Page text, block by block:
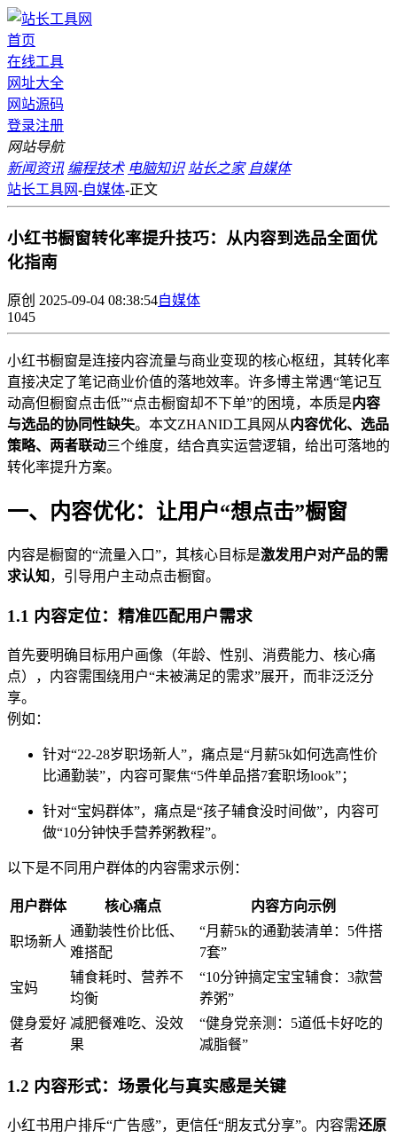
首页
在线工具
网址大全
网站源码
登录注册
网站导航
新闻资讯 编程技术 电脑知识 站长之家 自媒体
站长工具网-自媒体-正文
小红书橱窗转化率提升技巧：从内容到选品全面优
化指南
原创 2025-09-04 08:38:54自媒体
1045
小红书橱窗是连接内容流量与商业变现的核心枢纽，其转化率
直接决定了笔记商业价值的落地效率。许多博主常遇“笔记互
动高但橱窗点击低”“点击橱窗却不下单”的困境，本质是内容
与选品的协同性缺失。本文ZHANID工具网从内容优化、选品
策略、两者联动三个维度，结合真实运营逻辑，给出可落地的
转化率提升方案。
一、内容优化：让用户“想点击”橱窗
内容是橱窗的“流量入口”，其核心目标是激发用户对产品的需
求认知 ，引导用户主动点击橱窗。
1.1 内容定位：精准匹配用户需求
首先要明确目标用户画像（年龄、性别、消费能力、核心痛
点），内容需围绕用户“未被满足的需求”展开，而非泛泛分
享。
例如：
针对“22-28岁职场新人”，痛点是“月薪5k如何选高性价
比通勤装”，内容可聚焦“5件单品搭7套职场look”；
针对“宝妈群体”，痛点是“孩子辅食没时间做”，内容可
做“10分钟快手营养粥教程”。
以下是不同用户群体的内容需求示例：
用户群体 核心痛点 内容方向示例
职场新人
通勤装性价比低、
难搭配
“月薪5k的通勤装清单：5件搭
7套”
宝妈
辅食耗时、营养不
均衡
“10分钟搞定宝宝辅食：3款营
养粥”
健身爱好
者
减肥餐难吃、没效
果
“健身党亲测：5道低卡好吃的
减脂餐”
1.2 内容形式：场景化与真实感是关键
小红书用户排斥“广告感”，更信任“朋友式分享”。内容需还原